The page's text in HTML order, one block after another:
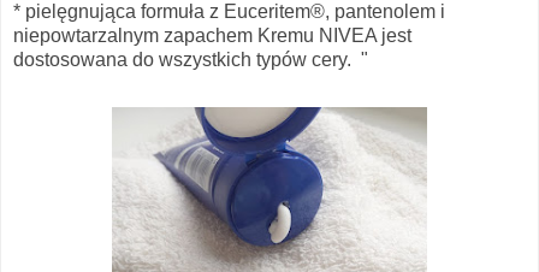
* pielęgnująca formuła z Euceritem®, pantenolem i
niepowtarzalnym zapachem Kremu NIVEA jest
dostosowana do wszystkich typów cery. "